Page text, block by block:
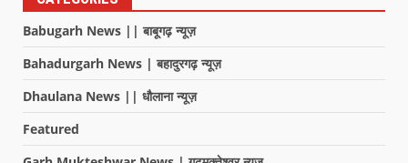
Babugarh News || बाबूगढ़ न्यूज़
Bahadurgarh News | बहादुरगढ़ न्यूज़
Dhaulana News || धौलाना न्यूज़
Featured